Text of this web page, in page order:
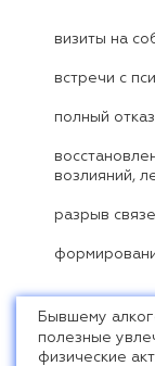
визиты на
встречи с
полный
возлияний,
разрыв
Бывшему
полезные
физические